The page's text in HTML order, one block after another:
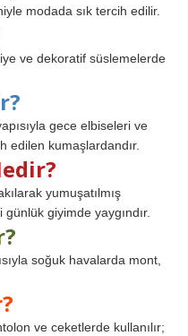
modada sık tercih edilir.
ve dekoratif süslemelerde
gece elbiseleri ve
edilen kumaşlardandır.
yumuşatılmış
giyimde yaygındır.
soğuk havalarda mont,
ve ceketlerde kullanılır;